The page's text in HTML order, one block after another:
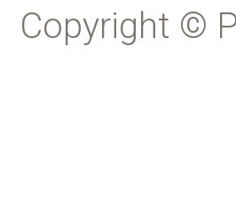
Copyright ©